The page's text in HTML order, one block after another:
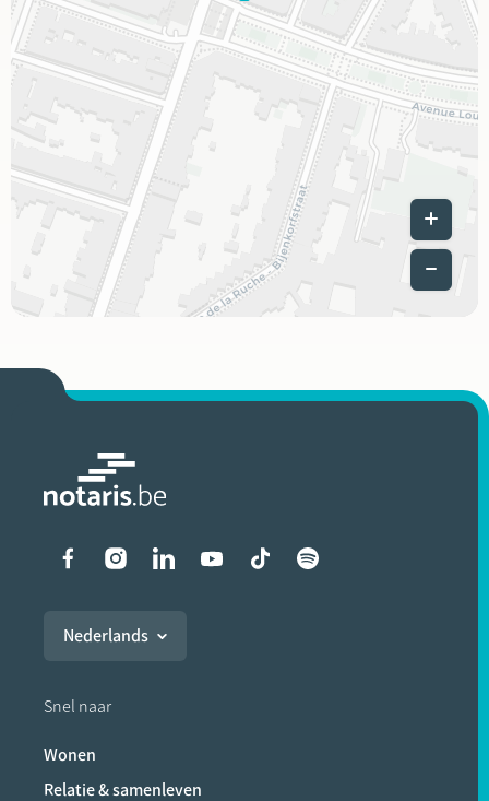
Leaflet
Liens vers les réseaux
Nederlands
Snel naar
Wonen
Relatie & samenleven